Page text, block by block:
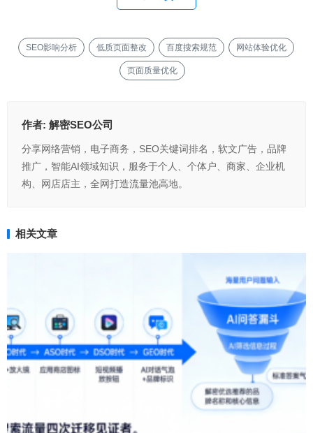
SEO影响分析 低质页面整改 百度搜索规范 网站体验优化
页面质量优化
作者: 解密SEO公司
分享网络营销，电子商务，SEO关键词排名，软文广告，品牌
推广，智能AI领域知识，服务于个人、个体户、商家、企业机
构、网店店主，全网打造流量池高地。
相关文章